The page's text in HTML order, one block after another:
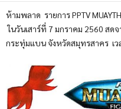
ห้ามพลาด รายการ PPTV
ในวันเสาร์ที่ 7 มกราคม 2560 สด
กระทุ่มแบน จังหวัดสมุทรสาคร เ